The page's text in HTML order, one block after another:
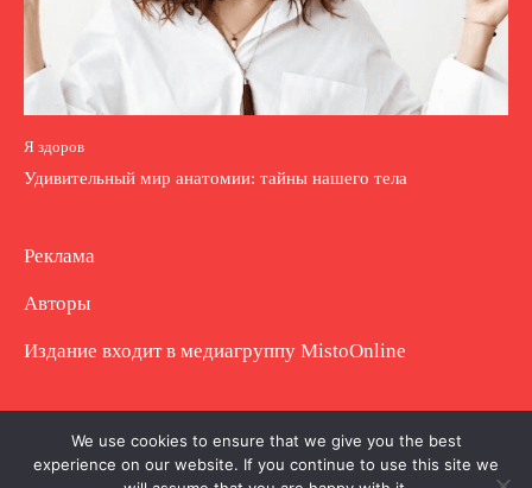
Я здоров
Удивительный мир анатомии: тайны нашего тела
Реклама
Авторы
Издание входит в медиагруппу MistoOnline
Copyright © Полное использование материала
запрещено. Частично разрешено с гиперссылкой.
We use cookies to ensure that we give you the best
experience on our website. If you continue to use this site we